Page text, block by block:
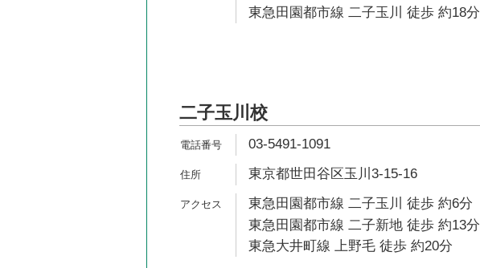
東急田園都市線 二子玉川 徒歩 約18分
二子玉川校
03-5491-1091
東京都世田谷区玉川3-15-16
東急田園都市線 二子玉川 徒歩 約6分
東急田園都市線 二子新地 徒歩 約13分
東急大井町線 上野毛 徒歩 約20分